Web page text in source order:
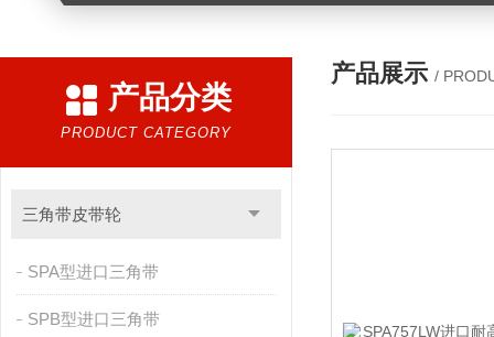
产品分类
PRODUCT CATEGORY
三角带皮带轮
SPA型进口三角带
SPB型进口三角带
产品展示 /